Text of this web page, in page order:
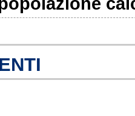
LTR
26
PRA